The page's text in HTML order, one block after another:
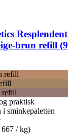
​brun refill
refill
refill
praktisk
i sminkepaletten
/ kg)